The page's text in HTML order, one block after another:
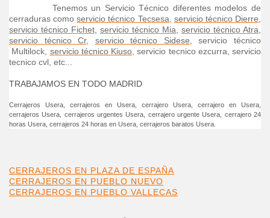
Tenemos un Servicio Técnico diferentes modelos de
cerraduras como servicio técnico Tecsesa, servicio técnico Dierre,
servicio técnico Fichet, servicio técnico Mia, servicio técnico Atra,
servicio técnico Cr, servicio técnico Sidese, servicio técnico
Multilock, servicio técnico Kiuso, servicio tecnico ezcurra, servicio
tecnico cvl, etc...
TRABAJAMOS EN TODO MADRID
Cerrajeros Usera, cerrajeros en Usera, cerrajero Usera, cerrajero en Usera,
cerrajeros Usera, cerrajeros urgentes Usera, cerrajero urgente Usera, cerrajero 24
horas Usera, cerrajeros 24 horas en Usera, cerrajeros baratos Usera.
CERRAJEROS EN PLAZA DE ESPAÑA
CERRAJEROS EN PUEBLO NUEVO
CERRAJEROS EN PUEBLO VALLECAS